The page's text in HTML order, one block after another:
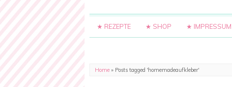
★ REZEPTE ★ SHOP ★ IMPRESSUM
Home » Posts tagged 'homemadeaufkleber'